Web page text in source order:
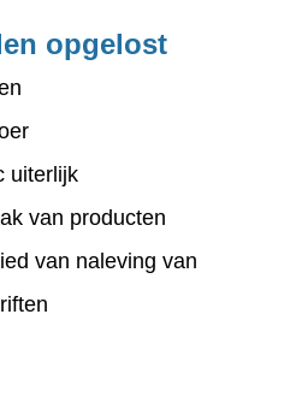
opgelost
uiterlijk
van producten
van naleving van